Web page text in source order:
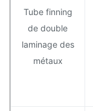
Tube finning
de double
laminage des
métaux